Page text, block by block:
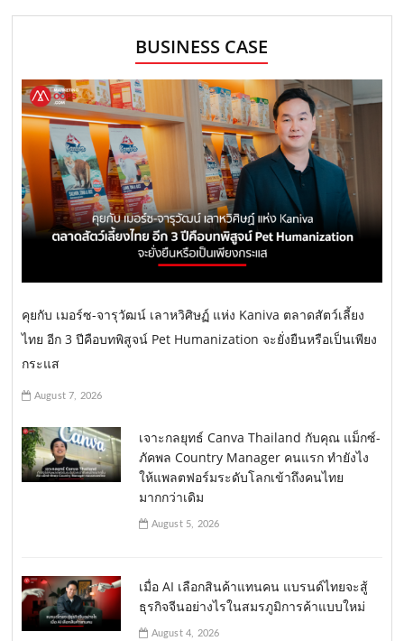
BUSINESS CASE
คุยกับ เมอร์ซ-จารุวัฒน์ เลาหวิศิษฏ์ แห่ง Kaniva ตลาดสัตว์เลี้ยง
ไทย อีก 3 ปีคือบทพิสูจน์ Pet Humanization จะยั่งยืนหรือเป็นเพียง
กระแส
August 7, 2026
เจาะกลยุทธ์ Canva Thailand กับคุณ แม็กซ์-
ภัคพล Country Manager คนแรก ทำยังไง
ให้แพลตฟอร์มระดับโลกเข้าถึงคนไทย
มากกว่าเดิม
August 5, 2026
เมื่อ AI เลือกสินค้าแทนคน แบรนด์ไทยจะสู้
ธุรกิจจีนอย่างไรในสมรภูมิการค้าแบบใหม่
August 4, 2026